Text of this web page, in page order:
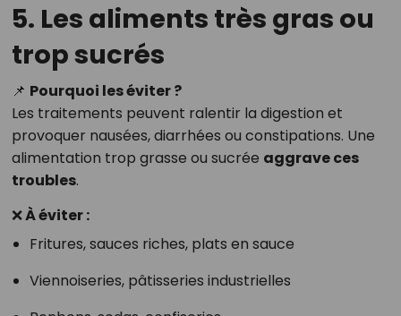
5. Les aliments très gras ou
trop sucrés
📌 Pourquoi les éviter ?
Les traitements peuvent ralentir la digestion et
provoquer nausées, diarrhées ou constipations. Une
alimentation trop grasse ou sucrée aggrave ces
troubles.
❌ À éviter :
Fritures, sauces riches, plats en sauce
Viennoiseries, pâtisseries industrielles